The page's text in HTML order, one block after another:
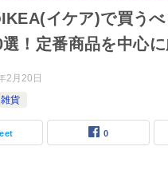
イケア)で買う
！定番商品を中心に
2月20日
貨
0